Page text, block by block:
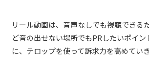
リール動画は、音声なしでも視聴できる
ど音の出せない場所でもPRしたいポイン
に、テロップを使って訴求力を高めてい